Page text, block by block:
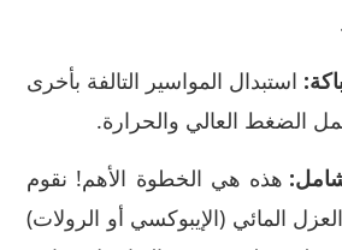
استبدال المواسير التالفة بأخرى
الضغط العالي والحرارة.
هذه هي الخطوة الأهم! نقوم
المائي (الإيبوكسي أو الرولات)